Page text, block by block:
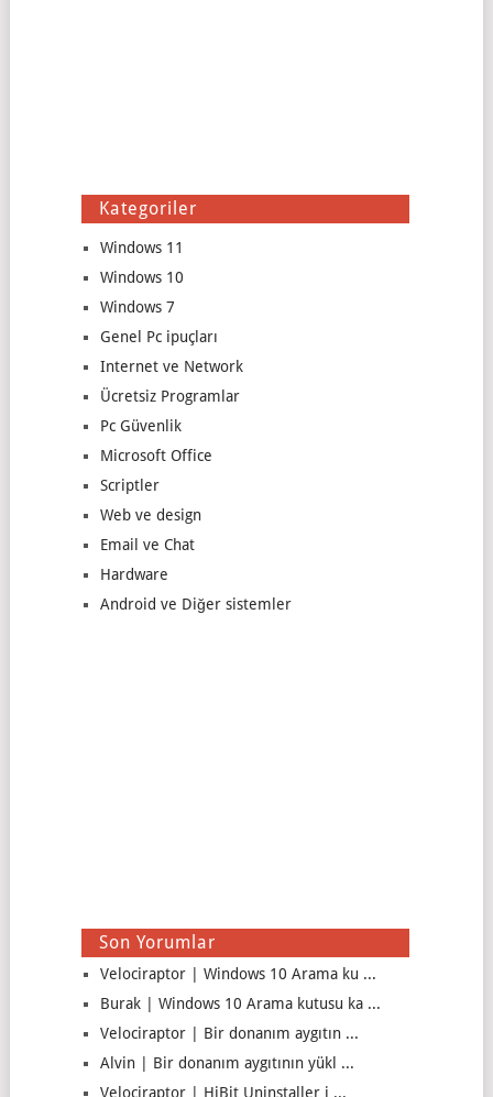
Kategoriler
Windows 11
Windows 10
Windows 7
Genel Pc ipuçları
Internet ve Network
Ücretsiz Programlar
Pc Güvenlik
Microsoft Office
Scriptler
Web ve design
Email ve Chat
Hardware
Android ve Diğer sistemler
Son Yorumlar
Velociraptor | Windows 10 Arama ku ...
Burak | Windows 10 Arama kutusu ka ...
Velociraptor | Bir donanım aygıtın ...
Alvin | Bir donanım aygıtının yükl ...
Velociraptor | HiBit Uninstaller i ...